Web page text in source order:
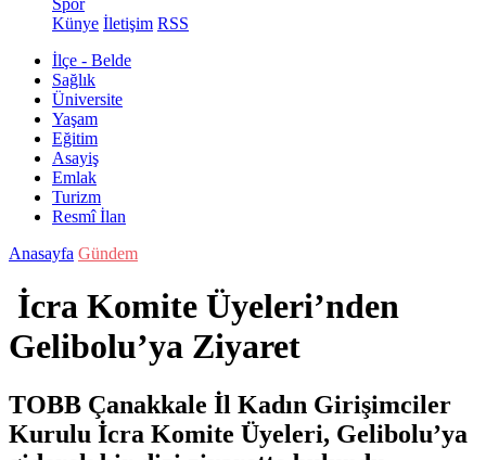
Spor
Künye İletişim RSS
İlçe - Belde
Sağlık
Üniversite
Yaşam
Eğitim
Asayiş
Emlak
Turizm
Resmî İlan
Anasayfa Gündem
İcra Komite Üyeleri’nden
Gelibolu’ya Ziyaret
TOBB Çanakkale İl Kadın Girişimciler
Kurulu İcra Komite Üyeleri, Gelibolu’ya